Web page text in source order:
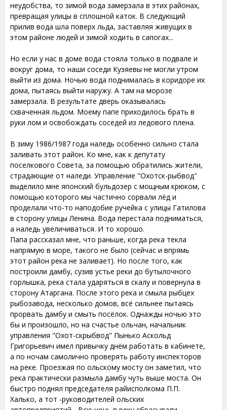
неудобства, то зимой вода замерзала в этих районах,
превращая улицы в сплошной каток. В следующий
прилив вода шла поверх льда, заставляя живущих в
этом районе людей и зимой ходить в сапогах...
Но если у нас в доме вода стояла только в подвале и
вокруг дома, то наши соседи Кузяевы не могли утром
выйти из дома. Ночью вода поднималась в коридоре их
дома, пытаясь выйти наружу. А там на морозе
замерзала. В результате дверь оказывалась
схваченная льдом. Моему папе приходилось брать в
руки лом и освобождать соседей из ледового плена.
В зиму 1986/1987 года наледь особенно сильно стала
заливать этот район. Ко мне, как к депутату
поселкового Совета, за помощью обратились жители,
страдающие от наледи. Управление "Охотск-рыбвод"
выделило мне японский бульдозер с мощным крюком, с
помощью которого мы частично сорвали лёд и
проделали что-то наподобие ручейка с улицы Гатилова
в сторону улицы Ленина. Вода перестала подниматься,
а наледь увеличиваться. И то хорошо.
Папа рассказал мне, что раньше, когда река текла
напрямую в море, такого не было (сейчас и впрямь
этот район река не заливает). Но после того, как
построили дамбу, сузив устье реки до бутылочного
горлышка, река стала ударяться в скалу и повернула в
сторону Атаргана. После этого река и смыла рыбцех
рыбозавода, несколько домов, всё сильнее пытаясь
прорвать дамбу и смыть посёлок. Однажды ночью это
бы и произошло, но на счастье ольчан, начальник
управления "Охот-скрыбвод" Пынько Аскольд
Григорьевич имел привычку днём работать в кабинете,
а по ночам самолично проверять работу инспекторов
на реке. Проезжая по ольскому мосту он заметил, что
река практически размыла дамбу чуть выше моста. Он
быстро поднял председателя райисполкома П.П.
Халько, а тот -руководителей ольских